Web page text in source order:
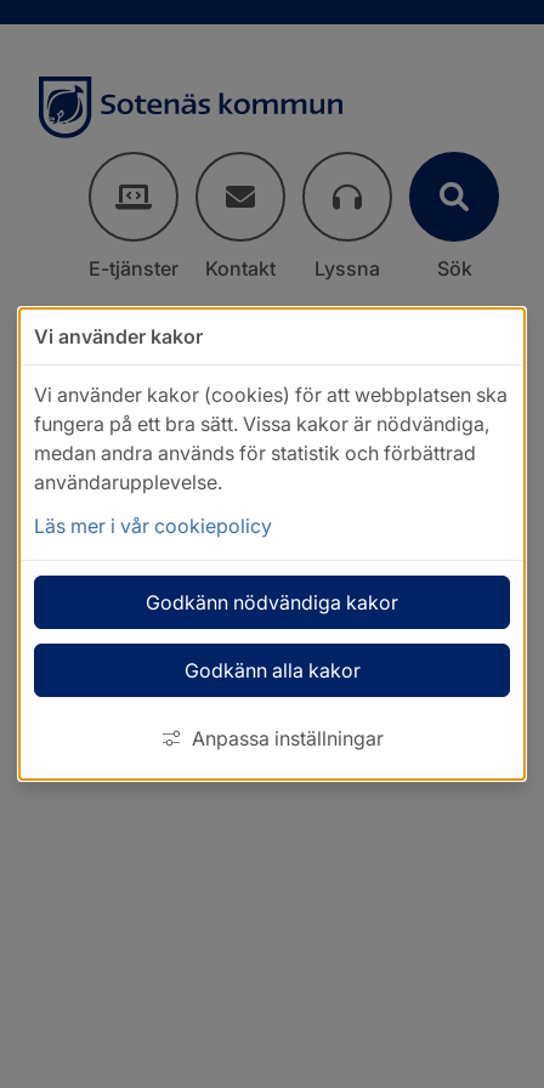
E-tjänster Kontakt Lyssna Sök
Vi använder kakor
Vi använder kakor (cookies) för att webbplatsen ska
fungera på ett bra sätt. Vissa kakor är nödvändiga,
medan andra används för statistik och förbättrad
användarupplevelse.
Läs mer i vår cookiepolicy
Godkänn nödvändiga kakor
Godkänn alla kakor
Anpassa inställningar